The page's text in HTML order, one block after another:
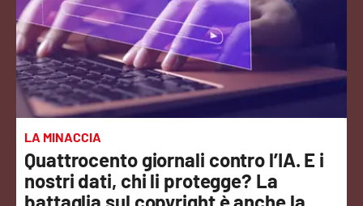
Sanità
Sport
Cultura
Podcast
Meteo
LA MINACCIA
Quattrocento giornali contro l’IA. E i
nostri dati, chi li protegge? La